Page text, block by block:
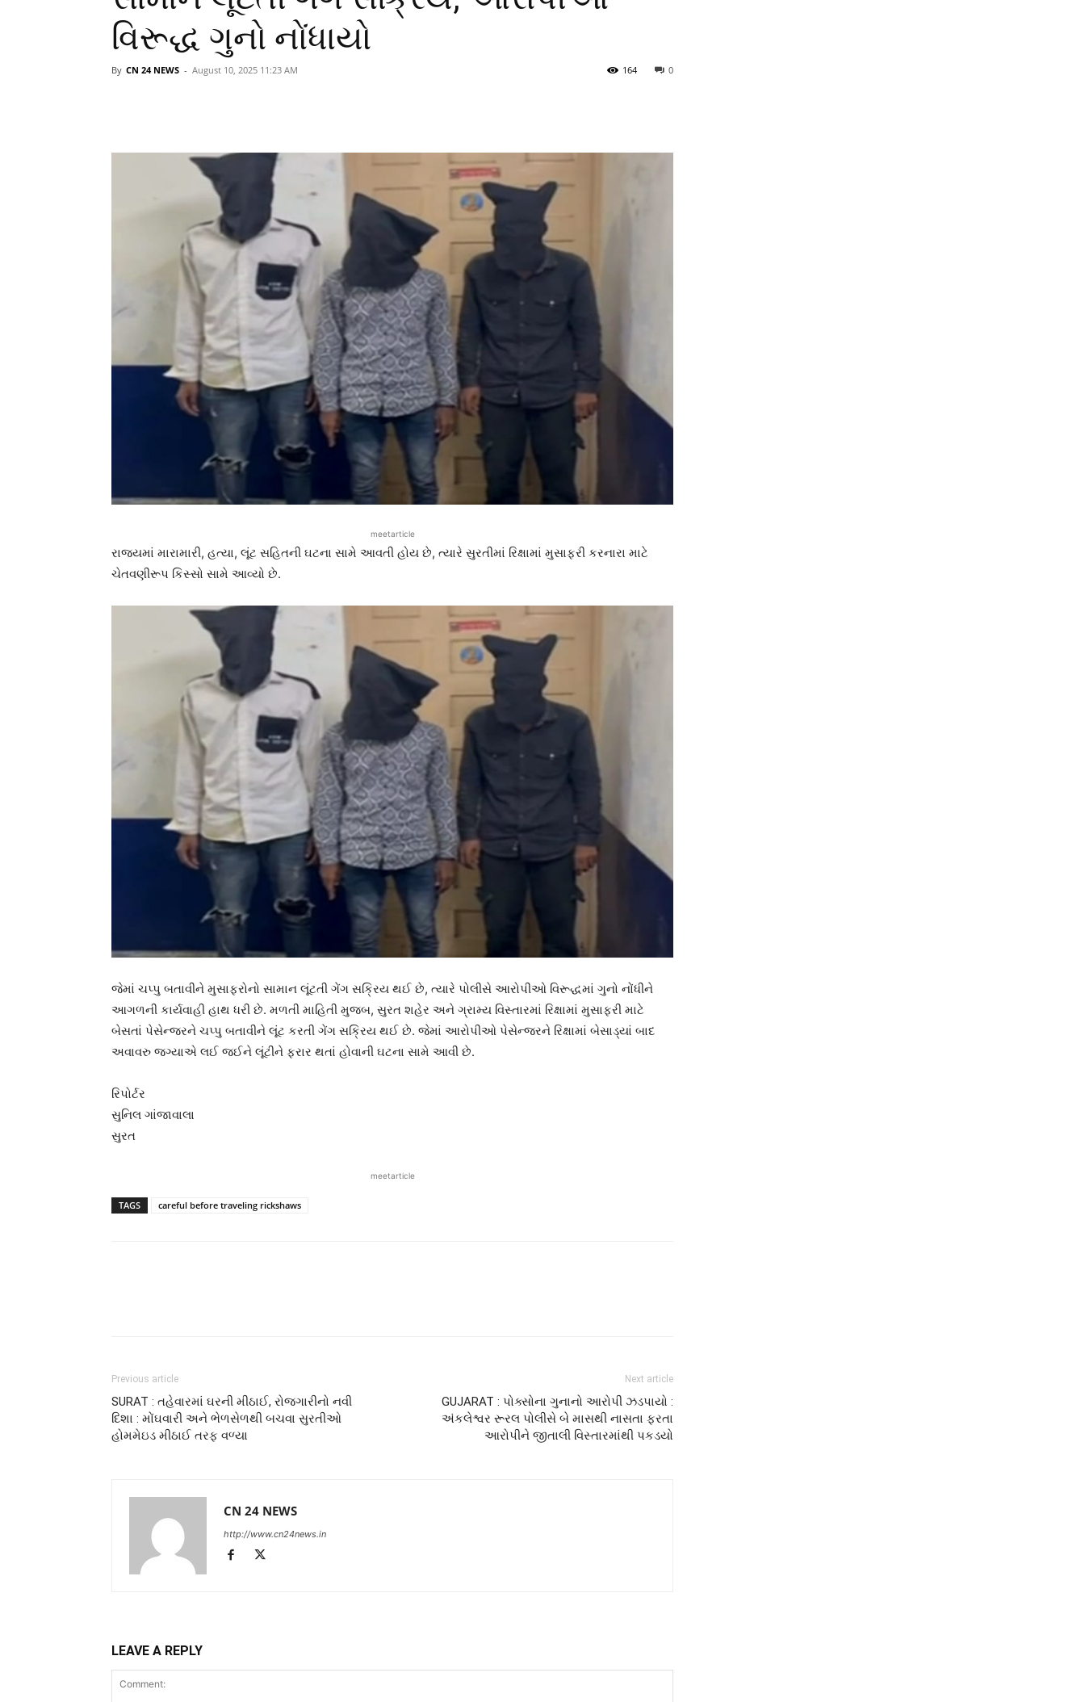
વિરૂદ્ધ ગુનો નોંધાયો
By CN 24 NEWS - August 10, 2025 11:23 AM 0
164
meetarticle
રાજ્યમાં મારામારી, હત્યા, લૂંટ સહિતની ઘટના સામે આવતી હોય છે, ત્યારે સુરતીમાં રિક્ષામાં મુસાફરી કરનારા માટે
ચેતવણીરૂપ કિસ્સો સામે આવ્યો છે.
જેમાં ચપ્પુ બતાવીને મુસાફરોનો સામાન લૂંટતી ગેંગ સક્રિય થઈ છે, ત્યારે પોલીસે આરોપીઓ વિરૂદ્ધમાં ગુનો નોંધીને
આગળની કાર્યવાહી હાથ ધરી છે. મળતી માહિતી મુજબ, સુરત શહેર અને ગ્રામ્ય વિસ્તારમાં રિક્ષામાં મુસાફરી માટે
બેસતાં પેસેન્જરને ચપ્પુ બતાવીને લૂંટ કરતી ગેંગ સક્રિય થઈ છે. જેમાં આરોપીઓ પેસેન્જરને રિક્ષામાં બેસાડ્યાં બાદ
અવાવરુ જગ્યાએ લઈ જઈને લૂંટીને ફરાર થતાં હોવાની ઘટના સામે આવી છે.
રિપોર્ટર
સુનિલ ગાંજાવાલા
સુરત
meetarticle
TAGS careful before traveling rickshaws
Previous article
SURAT : તહેવારમાં ઘરની મીઠાઈ, રોજગારીનો નવી
દિશા : મોંઘવારી અને ભેળસેળથી બચવા સુરતીઓ
હોમમેઇડ મીઠાઈ તરફ વળ્યા
Next article
GUJARAT : પોક્સોના ગુનાનો આરોપી ઝડપાયો :
અંકલેશ્વર રૂરલ પોલીસે બે માસથી નાસતા ફરતા
આરોપીને જીતાલી વિસ્તારમાંથી પકડયો
CN 24 NEWS
http://www.cn24news.in
LEAVE A REPLY